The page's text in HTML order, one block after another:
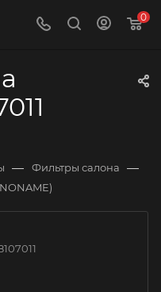
0
— Фильтры салона —